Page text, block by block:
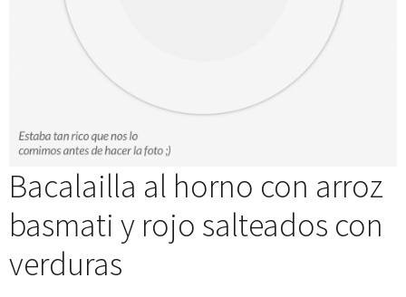
Bacalailla al horno con arroz
basmati y rojo salteados con
verduras